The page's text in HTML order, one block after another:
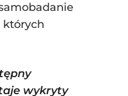
których
wykryty